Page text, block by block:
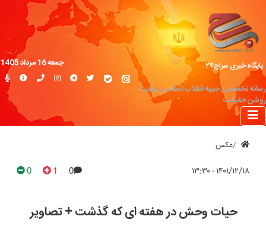
پایگاه خبری سراج۲۴
رسانه تخصصی جبهه انقلاب اسلامی؛ روایت
روشن حقیقت
جمعه 16 مرداد 1405
عکس
۱۴۰۱/۱۲/۱۸ - ۱۳:۳۰ 0
1
0
حیات وحش در هفته ای که گذشت + تصاویر